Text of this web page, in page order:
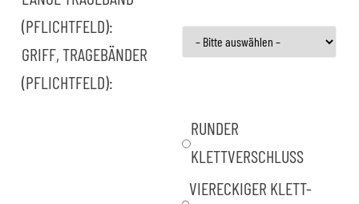
(PFLICHTFELD):
GRIFF, TRAGEBÄNDER
(PFLICHTFELD):
RUNDER
KLETTVERSCHLUSS
VIERECKIGER KLETT-